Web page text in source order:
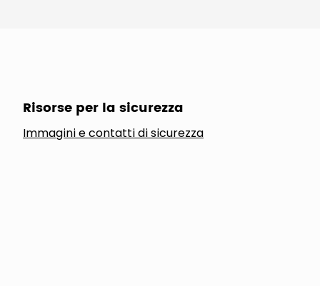
Risorse per la sicurezza
Immagini e contatti di sicurezza